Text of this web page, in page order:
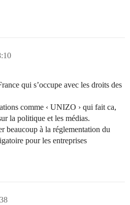
qui s’occupe avec les droits des
comme ‹ UNIZO › qui fait ca,
la politique et les médias.
beaucoup à la réglementation du
pour les entreprises